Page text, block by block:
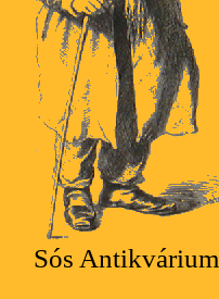
Sós Antikvárium